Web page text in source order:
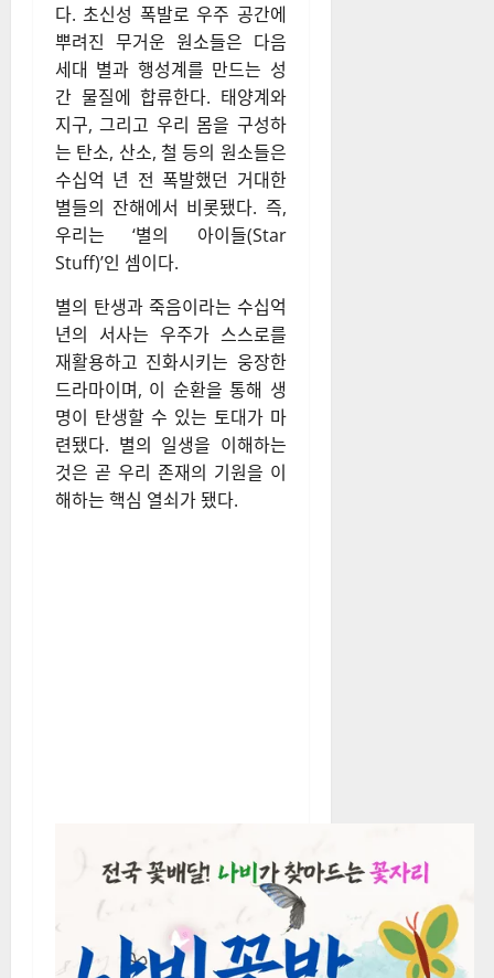
다. 초신성 폭발로 우주 공간에
뿌려진 무거운 원소들은 다음
세대 별과 행성계를 만드는 성
간 물질에 합류한다. 태양계와
지구, 그리고 우리 몸을 구성하
는 탄소, 산소, 철 등의 원소들은
수십억 년 전 폭발했던 거대한
별들의 잔해에서 비롯됐다. 즉,
우리는 ‘별의 아이들(Star
Stuff)’인 셈이다.
별의 탄생과 죽음이라는 수십억
년의 서사는 우주가 스스로를
재활용하고 진화시키는 웅장한
드라마이며, 이 순환을 통해 생
명이 탄생할 수 있는 토대가 마
련됐다. 별의 일생을 이해하는
것은 곧 우리 존재의 기원을 이
해하는 핵심 열쇠가 됐다.